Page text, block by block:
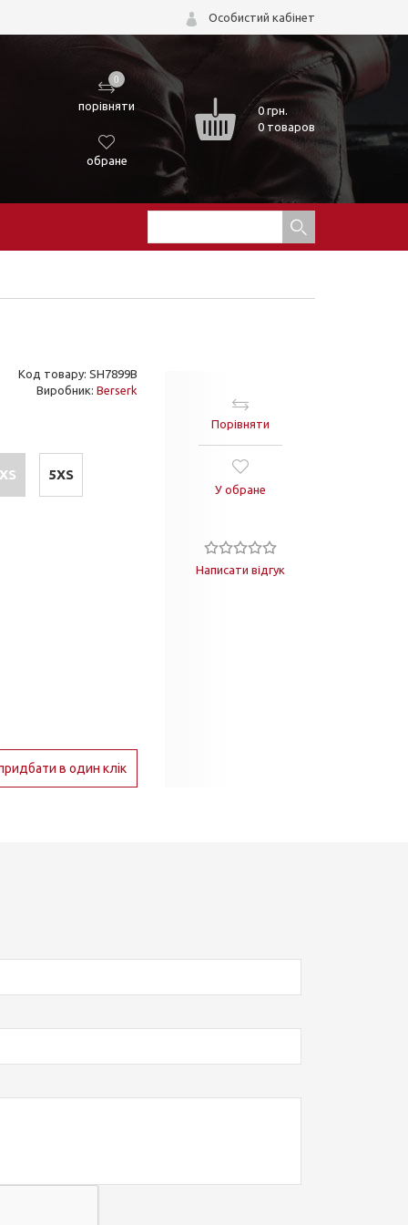
Особистий кабінет
0
порівняти
обране
0грн.
0 товаров
Код товару: SH7899B
Виробник: Berserk
5XS
в один клік
Порівняти
У обране
Написати відгук